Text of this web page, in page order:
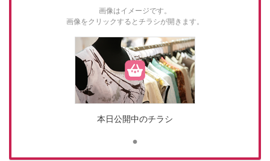
画像はイメージです。
画像をクリックするとチラシが開きます。
本日公開中のチラシ